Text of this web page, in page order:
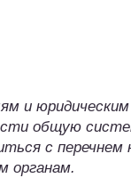
и
общую
с
органам.